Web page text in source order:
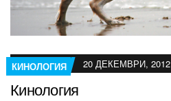
КИНОЛОГИЯ 20 ДЕКЕМВРИ, 2012
Кинология